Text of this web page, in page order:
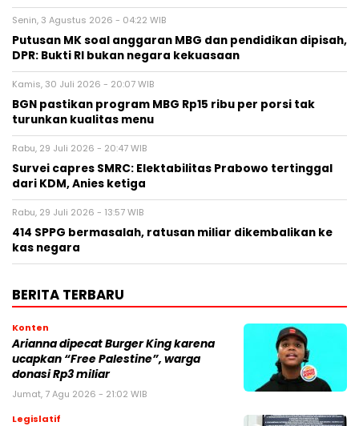
Senin, 3 Agustus 2026 - 04:22 WIB
Putusan MK soal anggaran MBG dan pendidikan dipisah,
DPR: Bukti RI bukan negara kekuasaan
Kamis, 30 Juli 2026 - 20:07 WIB
BGN pastikan program MBG Rp15 ribu per porsi tak
turunkan kualitas menu
Rabu, 29 Juli 2026 - 20:47 WIB
Survei capres SMRC: Elektabilitas Prabowo tertinggal
dari KDM, Anies ketiga
Rabu, 29 Juli 2026 - 13:57 WIB
414 SPPG bermasalah, ratusan miliar dikembalikan ke
kas negara
BERITA TERBARU
Konten
Arianna dipecat Burger King karena
ucapkan “Free Palestine”, warga
donasi Rp3 miliar
Jumat, 7 Agu 2026 - 21:02 WIB
Legislatif